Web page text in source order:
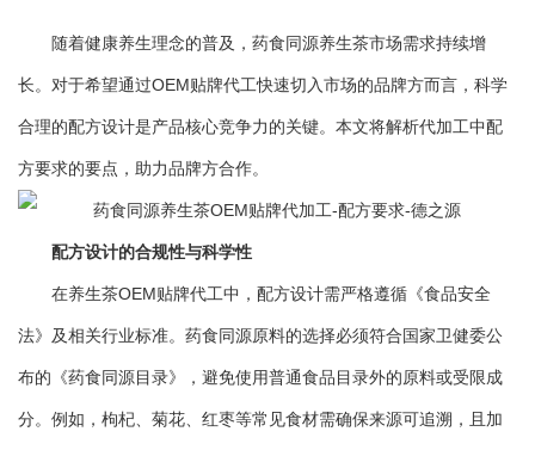
随着健康养生理念的普及，药食同源养生茶市场需求持续增
长。对于希望通过OEM贴牌代工快速切入市场的品牌方而言，科学
合理的配方设计是产品核心竞争力的关键。本文将解析代加工中配
方要求的要点，助力品牌方合作。
配方设计的合规性与科学性
在养生茶OEM贴牌代工中，配方设计需严格遵循《食品安全
法》及相关行业标准。药食同源原料的选择必须符合国家卫健委公
布的《药食同源目录》，避免使用普通食品目录外的原料或受限成
分。例如，枸杞、菊花、红枣等常见食材需确保来源可追溯，且加